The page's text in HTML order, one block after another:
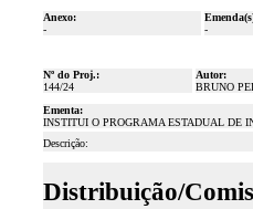
Anexo:
-
-
Nº do Proj.:
144/24
Autor:
BRUNO
Ementa:
INSTITUI O PROGRAMA ESTADUAL DE
Descrição:
Distribuição/